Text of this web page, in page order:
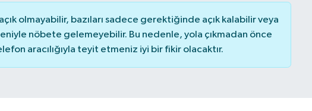
olmayabilir, bazıları sadece gerektiğinde açık kalabilir veya
nöbete gelemeyebilir. Bu nedenle, yola çıkmadan önce
aracılığıyla teyit etmeniz iyi bir fikir olacaktır.